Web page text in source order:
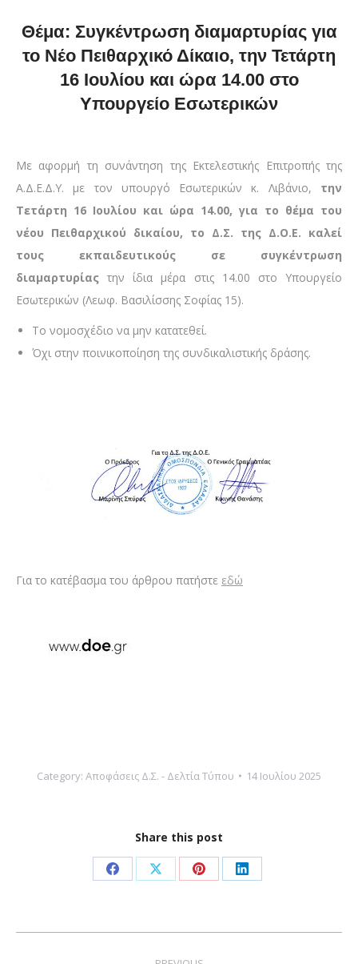
Θέμα: Συγκέντρωση διαμαρτυρίας για
το Νέο Πειθαρχικό Δίκαιο, την Τετάρτη
16 Ιουλίου και ώρα 14.00 στο
Υπουργείο Εσωτερικών
Με αφορμή τη συνάντηση της Εκτελεστικής Επιτροπής της
Α.Δ.Ε.Δ.Υ. με τον υπουργό Εσωτερικών κ. Λιβάνιο, την
Τετάρτη 16 Ιουλίου και ώρα 14.00, για το θέμα του
νέου Πειθαρχικού δικαίου, το Δ.Σ. της Δ.Ο.Ε. καλεί
τους εκπαιδευτικούς σε συγκέντρωση
διαμαρτυρίας την ίδια μέρα στις 14.00 στο Υπουργείο
Εσωτερικών (Λεωφ. Βασιλίσσης Σοφίας 15).
Το νομοσχέδιο να μην κατατεθεί.
Όχι στην ποινικοποίηση της συνδικαλιστικής δράσης.
Για το κατέβασμα του άρθρου πατήστε εδώ
Category: Αποφάσεις Δ.Σ. - Δελτία Τύπου 14 Ιουλίου 2025
Share this post
Share
Facebook
Share
X
Share
Pinterest
Share
LinkedIn